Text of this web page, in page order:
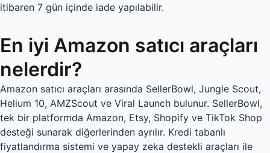
itibaren 7 gün içinde iade yapılabilir.
En iyi Amazon satıcı araçları
nelerdir?
Amazon satıcı araçları arasında SellerBowl, Jungle Scout,
Helium 10, AMZScout ve Viral Launch bulunur. SellerBowl,
tek bir platformda Amazon, Etsy, Shopify ve TikTok Shop
desteği sunarak diğerlerinden ayrılır. Kredi tabanlı
fiyatlandırma sistemi ve yapay zeka destekli araçları ile